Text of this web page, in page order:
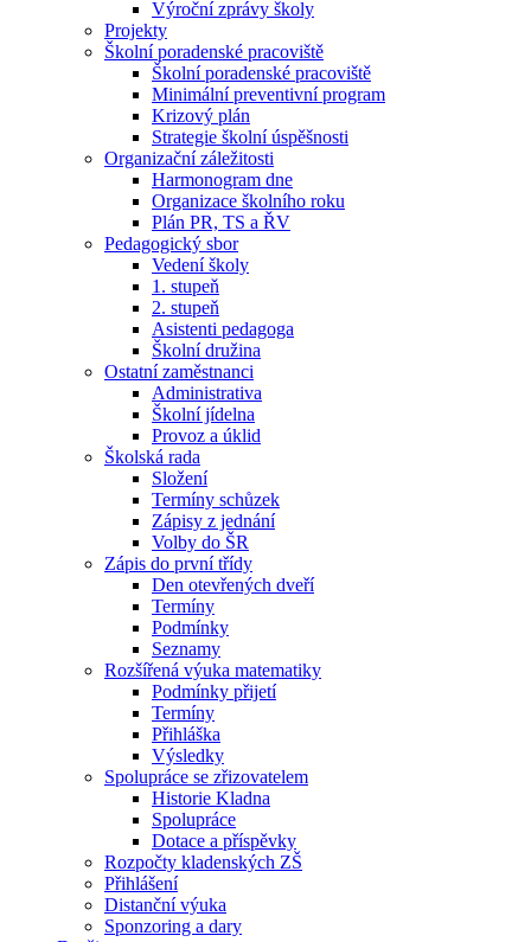
Výroční zprávy školy
Projekty
Školní poradenské pracoviště
Školní poradenské pracoviště
Minimální preventivní program
Krizový plán
Strategie školní úspěšnosti
Organizační záležitosti
Harmonogram dne
Organizace školního roku
Plán PR, TS a ŘV
Pedagogický sbor
Vedení školy
1. stupeň
2. stupeň
Asistenti pedagoga
Školní družina
Ostatní zaměstnanci
Administrativa
Školní jídelna
Provoz a úklid
Školská rada
Složení
Termíny schůzek
Zápisy z jednání
Volby do ŠR
Zápis do první třídy
Den otevřených dveří
Termíny
Podmínky
Seznamy
Rozšířená výuka matematiky
Podmínky přijetí
Termíny
Přihláška
Výsledky
Spolupráce se zřizovatelem
Historie Kladna
Spolupráce
Dotace a příspěvky
Rozpočty kladenských ZŠ
Přihlášení
Distanční výuka
Sponzoring a dary